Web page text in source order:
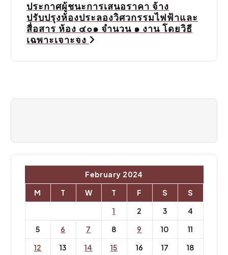
ประกาศผู้ชนะการเสนอราคา จ้าง
ปรับปรุงห้องประลองวิศวกรรมไฟฟ้าและ
สื่อสาร ห้อง ๔๐๑ จำนวน ๑ งาน โดยวิธี
เฉพาะเจาะจง
February 2024
M
T W T F S
S
1
2 3
4
5
6 7 8 9 10
11
12
13 14 15 16 17
18